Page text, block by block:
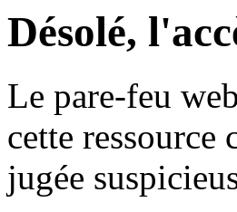
Désolé,
Le pare-feu
cette ressource
jugée